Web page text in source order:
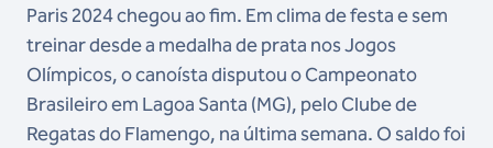
Paris 2024 chegou ao fim. Em clima de festa e sem
treinar desde a medalha de prata nos Jogos
Olímpicos, o canoísta disputou o Campeonato
Brasileiro em Lagoa Santa (MG), pelo Clube de
Regatas do Flamengo, na última semana. O saldo foi